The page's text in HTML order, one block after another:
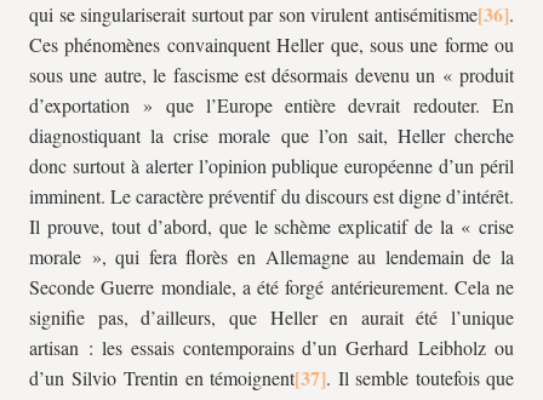
qui se singulariserait surtout par son virulent antisémitisme
.
Ces phénomènes convainquent Heller que, sous une forme ou
sous une autre, le fascisme est désormais devenu un « produit
d’exportation » que l’Europe entière devrait redouter. En
diagnostiquant la crise morale que l’on sait, Heller cherche
donc surtout à alerter l’opinion publique européenne d’un péril
imminent. Le caractère préventif du discours est digne d’intérêt.
Il prouve, tout d’abord, que le schème explicatif de la « crise
morale », qui fera florès en Allemagne au lendemain de la
Seconde Guerre mondiale, a été forgé antérieurement. Cela ne
signifie pas, d’ailleurs, que Heller en aurait été l’unique
artisan : les essais contemporains d’un Gerhard Leibholz ou
d’un Silvio Trentin en témoignent
. Il semble toutefois que